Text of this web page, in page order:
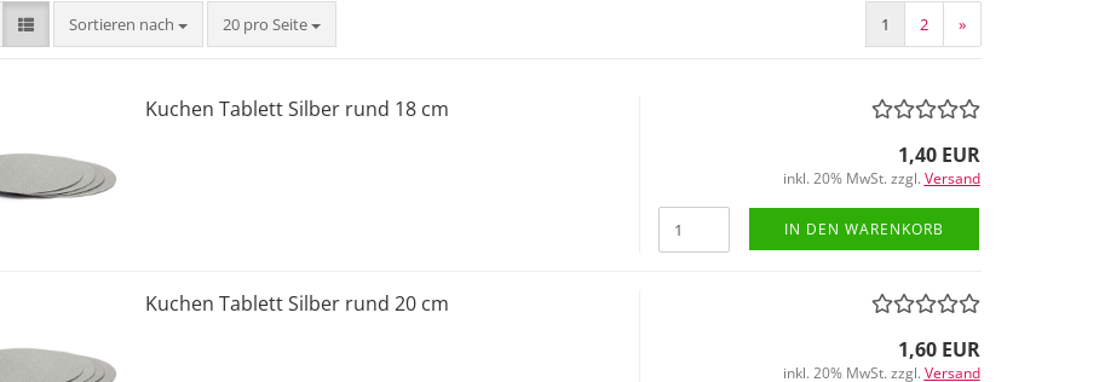
Sortieren nach
Sortieren nach 20 pro Seite
pro Seite 1 2 »
Kuchen Tablett Silber rund 18 cm
1,40 EUR
inkl. 20% MwSt. zzgl. Versand
IN DEN WARENKORB
Kuchen Tablett Silber rund 20 cm
1,60 EUR
inkl. 20% MwSt. zzgl. Versand